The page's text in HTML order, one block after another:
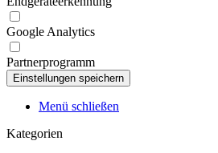
Google Analytics
Partnerprogramm
Menü schließen
Kategorien